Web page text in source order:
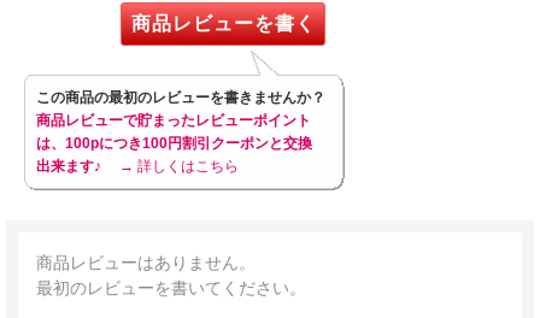
商品レビューを書く
この商品の最初のレビューを書きませんか？
商品レビューで貯まったレビューポイント
は、100pにつき100円割引クーポンと交換
出来ます♪
→ 詳しくはこちら
商品レビューはありません。
最初のレビューを書いてください。